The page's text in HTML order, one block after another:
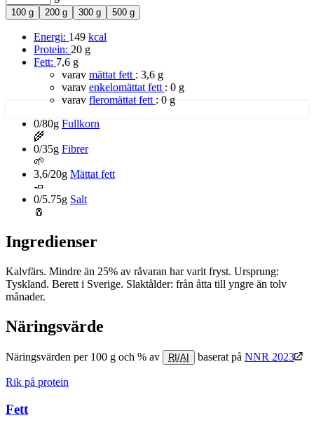
100 g 200 g 300 g 500 g
Energi: 149 kcal
Protein: 20 g
Fett: 7,6 g
varav mättat fett : 3,6 g
varav enkelomättat fett : 0 g
varav fleromättat fett : 0 g
0/80g Fullkorn
🌾
0/35g Fibrer
🌱
3,6/20g Mättat fett
🧈
0/5.75g Salt
🧂
Ingredienser
Kalvfärs. Mindre än 25% av råvaran har varit fryst. Ursprung:
Tyskland. Berett i Sverige. Slaktålder: från åtta till yngre än tolv
månader.
Näringsvärde
Näringsvärden per 100 g och % av RI/AI baserat på NNR 2023
Rik på protein
Fett